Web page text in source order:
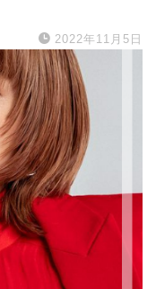
2022年11月5日